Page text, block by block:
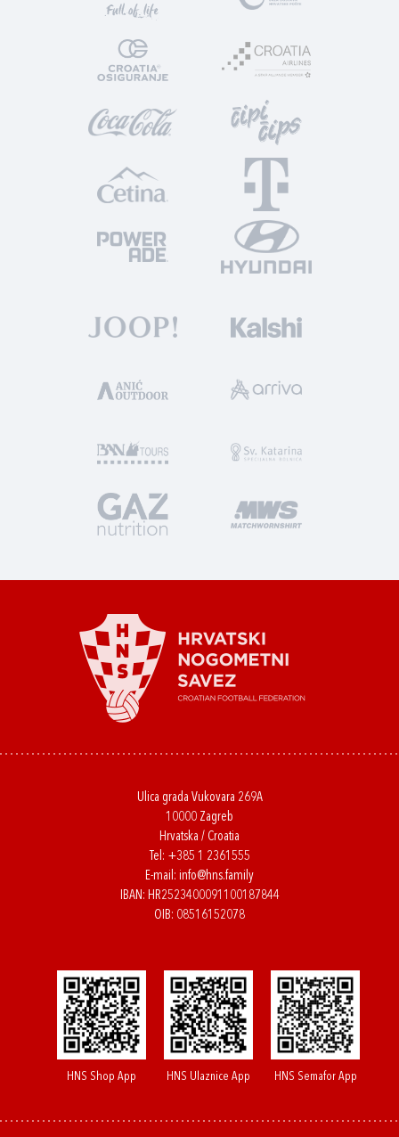
Ulica grada Vukovara 269A
10000 Zagreb
Hrvatska / Croatia
Tel: +385 1 2361555
E-mail: info@hns.family
IBAN: HR2523400091100187844
OIB: 08516152078
HNS Shop App HNS Ulaznice App HNS Semafor App